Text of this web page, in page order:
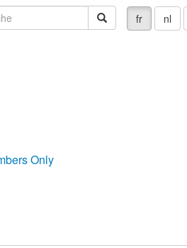
fr nl
recherche
Only